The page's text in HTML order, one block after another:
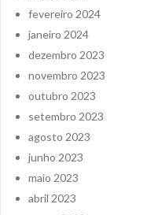
fevereiro 2024
janeiro 2024
dezembro 2023
novembro 2023
outubro 2023
setembro 2023
agosto 2023
junho 2023
maio 2023
abril 2023